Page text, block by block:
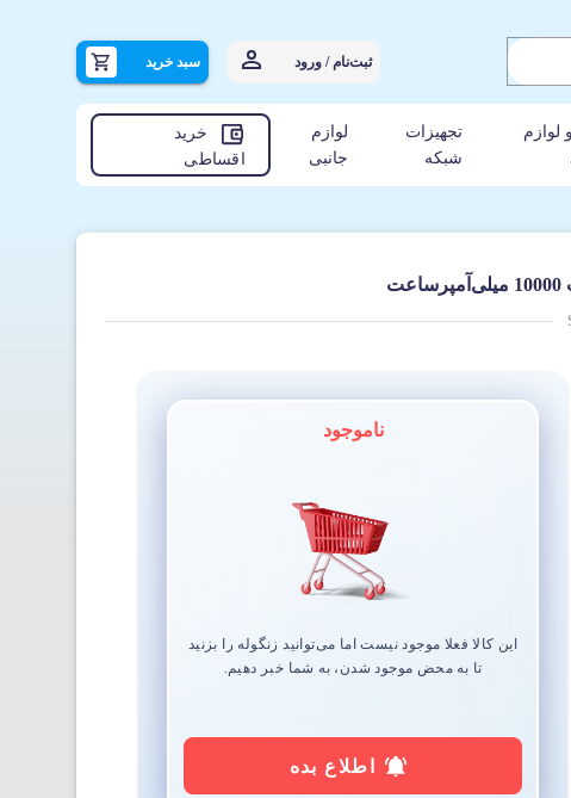
ثبت‌نام / ورود سبد خرید
تجهیزات
شبکه
لوازم
جانبی
خرید
اقساطی
ناموجود
این کالا فعلا موجود نیست اما می‌توانید زنگوله را بزنید
تا به محض موجود شدن، به شما خبر دهیم.
اطلاع بده